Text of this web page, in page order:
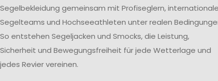
Segelbekleidung gemeinsam mit Profiseglern,
Segelteams und Hochseeathleten unter realen
So entstehen Segeljacken und Smocks, die Leistung,
Sicherheit und Bewegungsfreiheit für jede Wetterlage und
jedes Revier vereinen.